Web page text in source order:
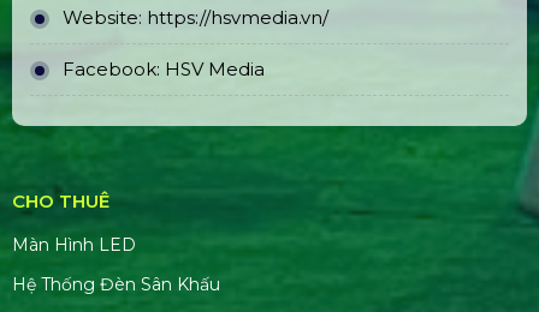
Website: https://hsvmedia.vn/
Facebook: HSV Media
CHO THUÊ
Màn Hình LED
Hệ Thống Đèn Sân Khấu